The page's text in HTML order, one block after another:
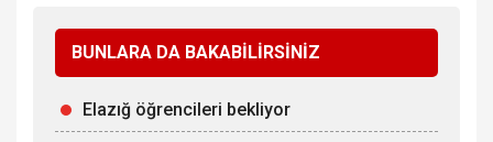
BUNLARA DA BAKABİLİRSİNİZ
Elazığ öğrencileri bekliyor